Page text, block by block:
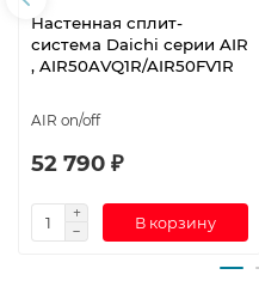
Настенная сплит-
система Daichi серии AIR
, AIR50AVQ1R/AIR50FV1R
AIR on/off
52 790 ₽
В корзину